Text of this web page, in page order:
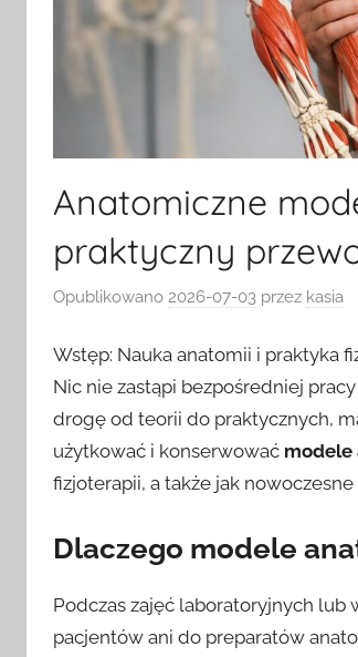
Anatomiczne
praktyczny
Opublikowano 2026-07-03 przez kasia
Wstęp: Nauka anatomii i praktyka
Nic nie zastąpi bezpośredniej
drogę od teorii do praktycznych,
użytkować i konserwować modele
fizjoterapii, a także jak
Dlaczego modele
Podczas zajęć laboratoryjnych
pacjentów ani do preparatów